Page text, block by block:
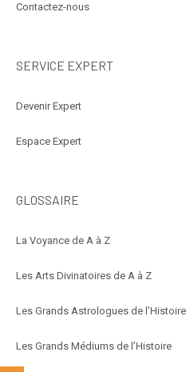
Contactez-nous
SERVICE EXPERT
Devenir Expert
Espace Expert
GLOSSAIRE
La Voyance de A à Z
Les Arts Divinatoires de A à Z
Les Grands Astrologues de l’Histoire
Les Grands Médiums de l’Histoire